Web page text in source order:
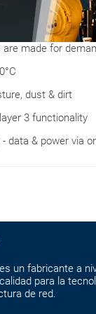
made for
dust & dirt
3 functionality
data & power via
un fabricante a
para la
de red.